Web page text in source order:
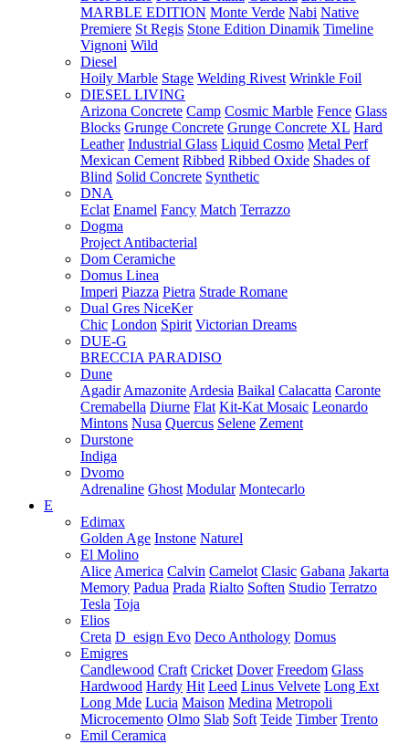
MARBLE EDITION Monte Verde Nabi Native
Premiere St Regis Stone Edition Dinamik Timeline
Vignoni Wild
Diesel
Hoily Marble Stage Welding Rivest Wrinkle Foil
DIESEL LIVING
Arizona Concrete Camp Cosmic Marble Fence Glass
Blocks Grunge Concrete Grunge Concrete XL Hard
Leather Industrial Glass Liquid Cosmo Metal Perf
Mexican Cement Ribbed Ribbed Oxide Shades of
Blind Solid Concrete Synthetic
DNA
Eclat Enamel Fancy Match Terrazzo
Dogma
Project Antibacterial
Dom Ceramiche
Domus Linea
Imperi Piazza Pietra Strade Romane
Dual Gres NiceKer
Chic London Spirit Victorian Dreams
DUE-G
BRECCIA PARADISO
Dune
Agadir Amazonite Ardesia Baikal Calacatta Caronte
Cremabella Diurne Flat Kit-Kat Mosaic Leonardo
Mintons Nusa Quercus Selene Zement
Durstone
Indiga
Dvomo
Adrenaline Ghost Modular Montecarlo
E
Edimax
Golden Age Instone Naturel
El Molino
Alice America Calvin Camelot Clasic Gabana Jakarta
Memory Padua Prada Rialto Soften Studio Terratzo
Tesla Toja
Elios
Creta D_esign Evo Deco Anthology Domus
Emigres
Candlewood Craft Cricket Dover Freedom Glass
Hardwood Hardy Hit Leed Linus Velvete Long Ext
Long Mde Lucia Maison Medina Metropoli
Microcemento Olmo Slab Soft Teide Timber Trento
Emil Ceramica